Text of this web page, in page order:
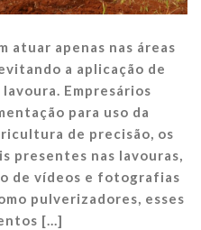
atuar apenas nas áreas
a aplicação de
Empresários
para uso da
de precisão, os
presentes nas lavouras,
de vídeos e fotografias
pulverizadores, esses
[…]